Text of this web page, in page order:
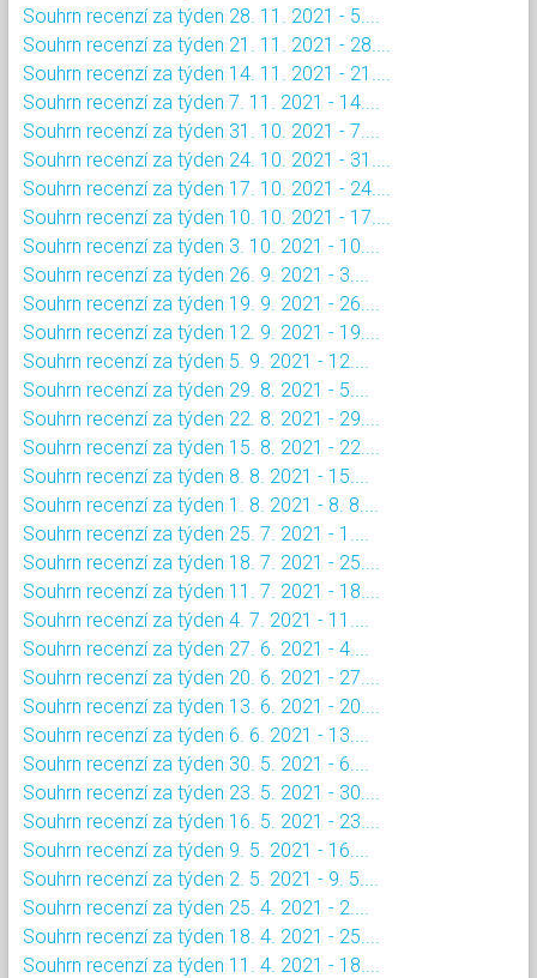
Souhrn recenzí za týden 28. 11. 2021 - 5....
Souhrn recenzí za týden 21. 11. 2021 - 28....
Souhrn recenzí za týden 14. 11. 2021 - 21....
Souhrn recenzí za týden 7. 11. 2021 - 14....
Souhrn recenzí za týden 31. 10. 2021 - 7....
Souhrn recenzí za týden 24. 10. 2021 - 31....
Souhrn recenzí za týden 17. 10. 2021 - 24....
Souhrn recenzí za týden 10. 10. 2021 - 17....
Souhrn recenzí za týden 3. 10. 2021 - 10....
Souhrn recenzí za týden 26. 9. 2021 - 3....
Souhrn recenzí za týden 19. 9. 2021 - 26....
Souhrn recenzí za týden 12. 9. 2021 - 19....
Souhrn recenzí za týden 5. 9. 2021 - 12....
Souhrn recenzí za týden 29. 8. 2021 - 5....
Souhrn recenzí za týden 22. 8. 2021 - 29....
Souhrn recenzí za týden 15. 8. 2021 - 22....
Souhrn recenzí za týden 8. 8. 2021 - 15....
Souhrn recenzí za týden 1. 8. 2021 - 8. 8....
Souhrn recenzí za týden 25. 7. 2021 - 1....
Souhrn recenzí za týden 18. 7. 2021 - 25....
Souhrn recenzí za týden 11. 7. 2021 - 18....
Souhrn recenzí za týden 4. 7. 2021 - 11....
Souhrn recenzí za týden 27. 6. 2021 - 4....
Souhrn recenzí za týden 20. 6. 2021 - 27....
Souhrn recenzí za týden 13. 6. 2021 - 20....
Souhrn recenzí za týden 6. 6. 2021 - 13....
Souhrn recenzí za týden 30. 5. 2021 - 6....
Souhrn recenzí za týden 23. 5. 2021 - 30....
Souhrn recenzí za týden 16. 5. 2021 - 23....
Souhrn recenzí za týden 9. 5. 2021 - 16....
Souhrn recenzí za týden 2. 5. 2021 - 9. 5....
Souhrn recenzí za týden 25. 4. 2021 - 2....
Souhrn recenzí za týden 18. 4. 2021 - 25....
Souhrn recenzí za týden 11. 4. 2021 - 18....